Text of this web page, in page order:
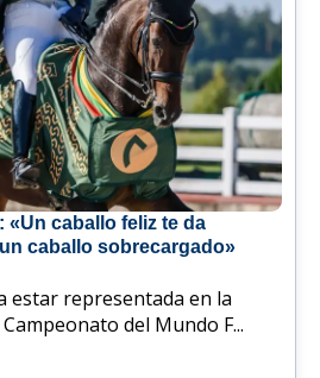
«Un caballo feliz te da
caballo sobrecargado»
estar representada en la
del Mundo F...